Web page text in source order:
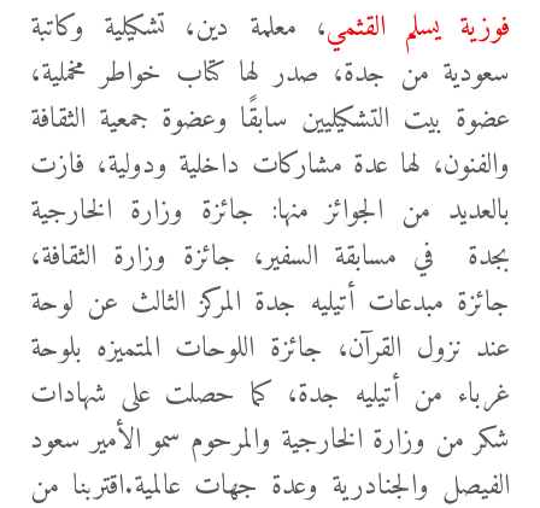
فوزية يسلم القثمي، معلمة دين، تشكيلية وكاتبة
سعودية من جدة، صدر لها كتاب خواطر مخملية،
عضوة بيت التشكيليين سابقًا وعضوة جمعية الثقافة
والفنون، لها عدة مشاركات داخلية ودولية، فازت
بالعديد من الجوائز منها: جائزة وزارة الخارجية
بجدة في مسابقة السفير، جائزة وزارة الثقافة،
جائزة مبدعات أتيليه جدة المركز الثالث عن لوحة
عند نزول القرآن، جائزة اللوحات المتميزه بلوحة
غرباء من أتيليه جدة، كما حصلت على شهادات
شكر من وزارة الخارجية والمرحوم سمو الأمير سعود
الفيصل والجنادرية وعدة جهات عالمية.اقتربنا من